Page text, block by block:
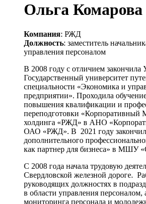
Ольга Комарова
Компания: РЖД
Должность: заместитель
управления персоналом
В 2008 году с отличием закончила
Государственный университет
специальности «Экономика и
предприятии». Проходила
повышения квалификации и
переподготовки «Корпоративный
холдинга «РЖД» в АНО
ОАО «РЖД». В 2021 году
дополнительного
как партнер для бизнеса» в
С 2008 года начала трудовую
Свердловской железной дороге.
руководящих должностях в
в области управления персоналом,
мониторинга персонала и